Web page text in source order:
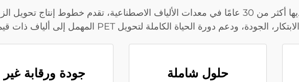
سوفت جيم، وهي شركة رائدة لديها أكثر من 30 عامًا في معدات الألياف الاصطناعية، تقدم
الابتكار، الجودة، ودعم دورة الحياة الكاملة لتحويل PET المهمل إلى ألياف ذات قيمة عالية بكفاءة.
حلول شاملة
جودة ورقابة غير